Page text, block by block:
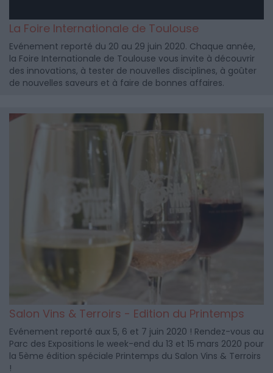
La Foire Internationale de Toulouse
Evénement reporté du 20 au 29 juin 2020. Chaque année,
la Foire Internationale de Toulouse vous invite à découvrir
des innovations, à tester de nouvelles disciplines, à goûter
de nouvelles saveurs et à faire de bonnes affaires.
Salon Vins & Terroirs - Edition du Printemps
Evénement reporté aux 5, 6 et 7 juin 2020 ! Rendez-vous au
Parc des Expositions le week-end du 13 et 15 mars 2020 pour
la 5ème édition spéciale Printemps du Salon Vins & Terroirs
!